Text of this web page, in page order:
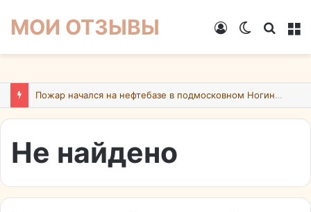
МОИ ОТЗЫВЫ
Switch
Войти
Пожар начался на нефтебазе в подмосковном Ногинске в результате атаки БПЛА ВСУ
Не найдено